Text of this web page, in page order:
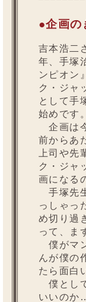
●企画の
吉本浩二
年、手塚
ンピオン
ク・ジャ
として手
始めです。
企画は
前からあ
上司や
ク・ジャ
画になる
手塚先
っしゃっ
め切り過
って、ま
僕がマ
んが僕の
たら面白
僕とし
いいのか